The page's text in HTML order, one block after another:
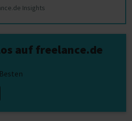
Insights
auf freelance.de